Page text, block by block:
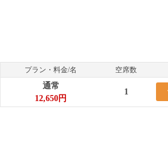
プラン・料金/名 空席数
通常
12,650円
1